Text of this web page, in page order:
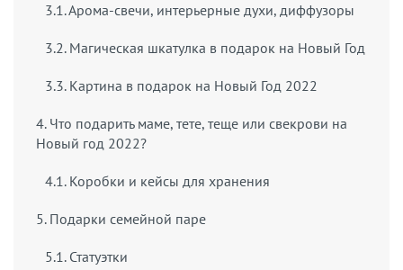
3.1. Арома-свечи, интерьерные духи, диффузоры
3.2. Магическая шкатулка в подарок на Новый Год
3.3. Картина в подарок на Новый Год 2022
4. Что подарить маме, тете, теще или свекрови на
Новый год 2022?
4.1. Коробки и кейсы для хранения
5. Подарки семейной паре
5.1. Статуэтки